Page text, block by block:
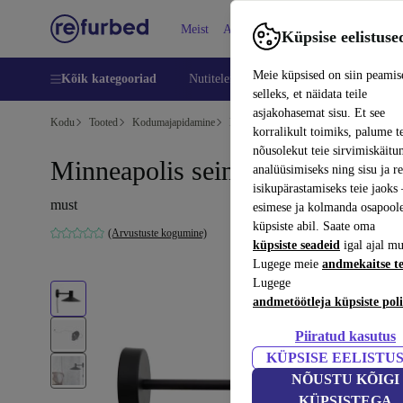
Küpsise
Meie küpsised on siin
selleks, et näidata teile
asjakohasemat sisu. Et see
korralikult toimiks, palume
nõusolekut teie
analüüsimiseks ning sisu ja
isikupärastamiseks teie
esimese ja kolmanda
küpsiste abil. Saate oma
küpsiste seadeid igal ajal
Lugege meie andmekaitse
Lugege
andmetöötleja küpsiste
Piiratud kasutus
KÜPSISE
NÕUSTU KÕIGI
Meist Abi
Kõik kategooriad Nutitelefoni Sülearvutid
Kodu Tooted Kodumajapidamine Mööbel
Minneapolis seinavalgusti must
must
(Arvustuste kogumine)